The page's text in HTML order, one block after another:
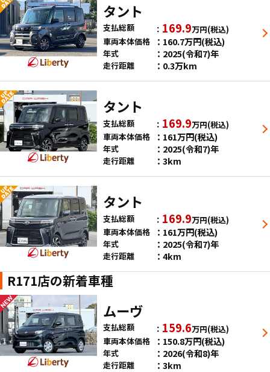
タント
支払総額 169.9万円(税込)
車両本体価格
160.7万円(税込)
年式 2025(令和7)年
走行距離 0.3万km
タント
支払総額 169.9万円(税込)
車両本体価格
161万円(税込)
年式 2025(令和7)年
走行距離 3km
タント
支払総額 169.9万円(税込)
車両本体価格
161万円(税込)
年式 2025(令和7)年
走行距離 4km
R171店の新着車種
ムーヴ
支払総額 159.6万円(税込)
車両本体価格
150.8万円(税込)
年式 2026(令和8)年
走行距離 3km